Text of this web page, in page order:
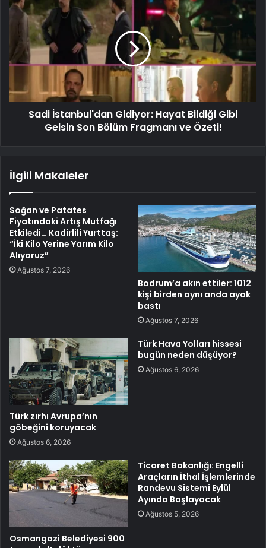
Sadi İstanbul'dan Gidiyor: Hayat Bildiği Gibi
Gelsin Son Bölüm Fragmanı ve Özeti!
İlgili Makaleler
Soğan ve Patates
Fiyatındaki Artış Mutfağı
Etkiledi… Kadirlili Yurttaş:
“İki Kilo Yerine Yarım Kilo
Alıyoruz”
Ağustos 7, 2026
Bodrum’a akın ettiler: 1012
kişi birden aynı anda ayak
bastı
Ağustos 7, 2026
Türk zırhı Avrupa’nın
göbeğini koruyacak
Ağustos 6, 2026
Türk Hava Yolları hissesi
bugün neden düşüyor?
Ağustos 6, 2026
Osmangazi Belediyesi 900
Ticaret Bakanlığı: Engelli
Araçların İthal İşlemlerinde
Randevu Sistemi Eylül
Ayında Başlayacak
Ağustos 5, 2026